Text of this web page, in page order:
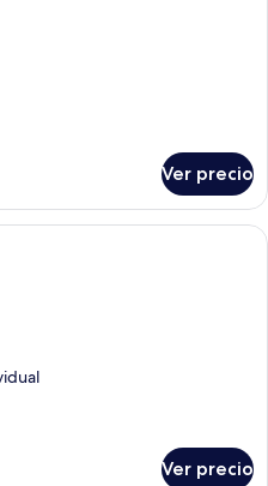
Ver precio
Habitación de hotel con dos camas,
Ver precio